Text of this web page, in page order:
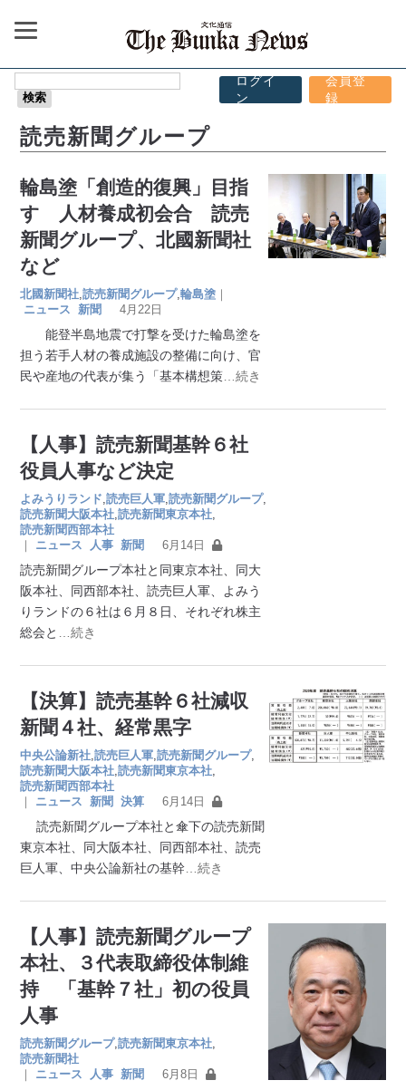
ログイ
ン
会員登
録
読売新聞グループ
輪島塗「創造的復興」目指
す 人材養成初会合 読売
新聞グループ、北國新聞社
など
北國新聞社 ,読売新聞グループ,輪島塗 ｜
ニュース
新聞 4月22日
能登半島地震で打撃を受けた輪島塗を
担う若手人材の養成施設の整備に向け、官
民や産地の代表が集う「基本構想策 …続き
【人事】読売新聞基幹６社
役員人事など決定
よみうりランド ,読売巨人軍 ,読売新聞グループ,
読売新聞大阪本社 ,読売新聞東京本社
読売新聞西部本社
｜
ニュース 人事 新聞 6月14日
読売新聞グループ本社と同東京本社、同大
阪本社、同西部本社、読売巨人軍、よみう
りランドの６社は６月８日、それぞれ株主
総会と
…続き
【決算】読売基幹６社減収
新聞４社、経常黒字
中央公論新社 ,読売巨人軍 ,読売新聞グループ,
読売新聞大阪本社 ,読売新聞東京本社
読売新聞西部本社
｜
ニュース 新聞 決算 6月14日
読売新聞グループ本社と傘下の読売新聞
東京本社、同大阪本社、同西部本社、読売
巨人軍、中央公論新社の基幹 …続き
【人事】読売新聞グループ
本社、３代表取締役体制維
持 「基幹７社」初の役員
人事
読売新聞グループ,読売新聞東京本社
読売新聞社
｜
ニュース 人事 新聞 6月8日